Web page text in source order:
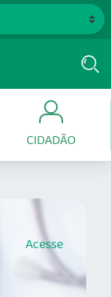
CIDADÃO
Acesse